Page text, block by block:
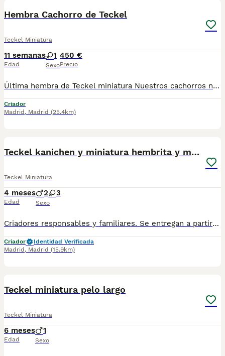
Hembra Cachorro de Teckel
Teckel Miniatura
11 semanas
Edad
1
Sexo
450 €
Precio
Última hembra de Teckel miniatura Nuestros cachorros nacen y crecen en un ambiente familiar ,sin jaulas ,con un respeto y exclusiva cria,somos respetuosos con el tiempo de destete ,cada cachorro necesita su tiempo.. Destetamos con un pienso de alta calidad , Cachorros revisados ,desde el nacimiento ,hasta la entrega por un veterinario competente ,buscando siempre el bienestar de nuestros animales.. Sociabilizados y equilibrados tanto padres como cachorros Se entregan con todo el protocolo veterinario legal Tenemos servicio de entrega personalizado a cualquier punto de España,directo.. El precio puede cambiar tanto en sexo como en características del cachorro. Dejanos tú teléfono y te mandamos toda la información fotos y vídeos ..
Criador
Madrid , Madrid (25.4km)
Teckel kanichen y miniatura hembrita y macho
Teckel Miniatura
4 meses
Edad
2 3
Sexo
Criadores responsables y familiares. Se entregan a partir de 2 meses de edad y sus vacunas correspondientes, desparasitados. Todos los cachorros son descendientes de las mejores líneas nacionales. Se entregan en toda España con transporte de alta calidad preparado para animales, van en vehículo climatizado con chófer particular a cargo del comprador. Si tienes dudas o consultas sobre la raza, podemos resolver tus dudas por whats app ;) Abogamos por una cría nacional (no en países del este) en un ambiente familiar con personas con vocación en una cría ética y responsable, y que por encima de todo, aman a los animales Teléfono / Whats app: 641 92 23 90
Criador
Identidad Verificada
Madrid , Madrid (15.9km)
Teckel miniatura pelo largo
Teckel Miniatura
6 meses
Edad
1
Sexo